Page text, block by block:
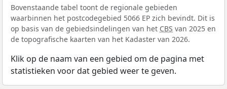
Bovenstaande tabel toont de regionale gebieden
waarbinnen het postcodegebied 5066 EP zich bevindt. Dit is
op basis van de gebiedsindelingen van het CBS van 2025 en
de topografische kaarten van het Kadaster van 2026.
Klik op de naam van een gebied om de pagina met
statistieken voor dat gebied weer te geven.